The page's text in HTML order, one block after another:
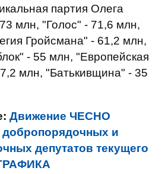
партия Олега
млн, "Голос" - 71,6 млн,
Гройсмана" - 61,2 млн,
- 55 млн, "Европейская
млн, "Батькивщина" - 35
Движение ЧЕСНО
и
депутатов текущего